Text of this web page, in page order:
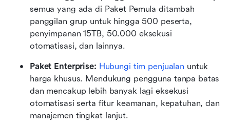
semua yang ada di Paket Pemula ditambah
panggilan grup untuk hingga 500 peserta,
penyimpanan 15TB, 50.000 eksekusi
otomatisasi, dan lainnya.
Paket Enterprise: Hubungi tim penjualan untuk
harga khusus. Mendukung pengguna tanpa batas
dan mencakup lebih banyak lagi eksekusi
otomatisasi serta fitur keamanan, kepatuhan, dan
manajemen tingkat lanjut.